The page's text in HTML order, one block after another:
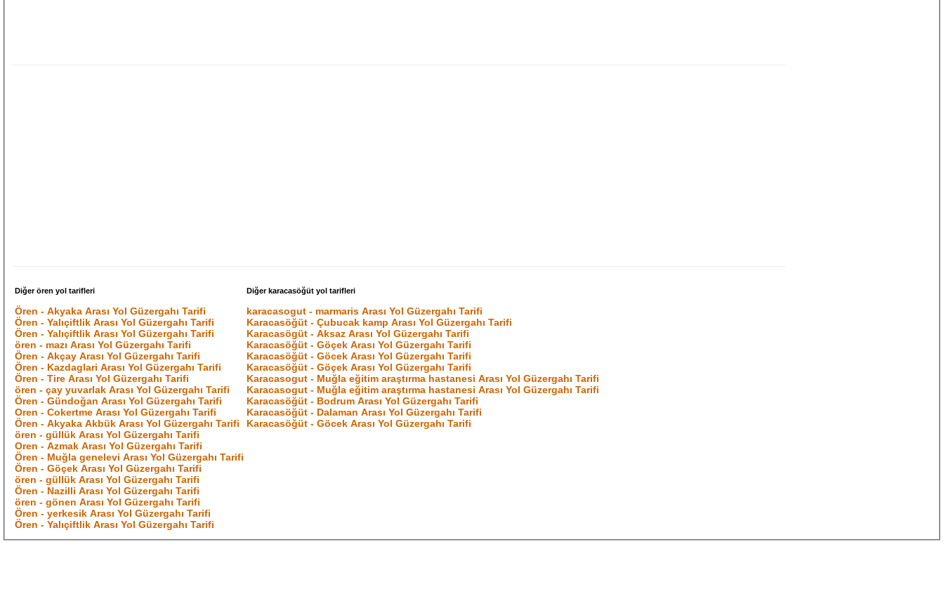
Diğer ören yol tarifleri
Ören - Akyaka Arası Yol Güzergahı Tarifi
Ören - Yalıçiftlik Arası Yol Güzergahı Tarifi
Ören - Yalıçiftlik Arası Yol Güzergahı Tarifi
ören - mazı Arası Yol Güzergahı Tarifi
Ören - Akçay Arası Yol Güzergahı Tarifi
Ören - Kazdaglari Arası Yol Güzergahı Tarifi
Ören - Tire Arası Yol Güzergahı Tarifi
ören - çay yuvarlak Arası Yol Güzergahı Tarifi
Ören - Gündoğan Arası Yol Güzergahı Tarifi
Oren - Cokertme Arası Yol Güzergahı Tarifi
Ören - Akyaka Akbük Arası Yol Güzergahı Tarifi
ören - güllük Arası Yol Güzergahı Tarifi
Oren - Azmak Arası Yol Güzergahı Tarifi
Ören - Muğla genelevi Arası Yol Güzergahı Tarifi
Ören - Göçek Arası Yol Güzergahı Tarifi
ören - güllük Arası Yol Güzergahı Tarifi
Ören - Nazilli Arası Yol Güzergahı Tarifi
ören - gönen Arası Yol Güzergahı Tarifi
Ören - yerkesik Arası Yol Güzergahı Tarifi
Ören - Yalıçiftlik Arası Yol Güzergahı Tarifi
Diğer karacasöğüt yol tarifleri
karacasogut - marmaris Arası Yol Güzergahı Tarifi
Karacasöğüt - Çubucak kamp Arası Yol Güzergahı Tarifi
Karacasögüt - Aksaz Arası Yol Güzergahı Tarifi
Karacasöğüt - Göçek Arası Yol Güzergahı Tarifi
Karacasöğüt - Göcek Arası Yol Güzergahı Tarifi
Karacasöğüt - Göçek Arası Yol Güzergahı Tarifi
Karacasogut - Muğla eğitim araştırma hastanesi Arası Yol Güzergahı Tarifi
Karacasogut - Muğla eğitim araştırma hastanesi Arası Yol Güzergahı Tarifi
Karacasöğüt - Bodrum Arası Yol Güzergahı Tarifi
Karacasöğüt - Dalaman Arası Yol Güzergahı Tarifi
Karacasöğüt - Göcek Arası Yol Güzergahı Tarifi